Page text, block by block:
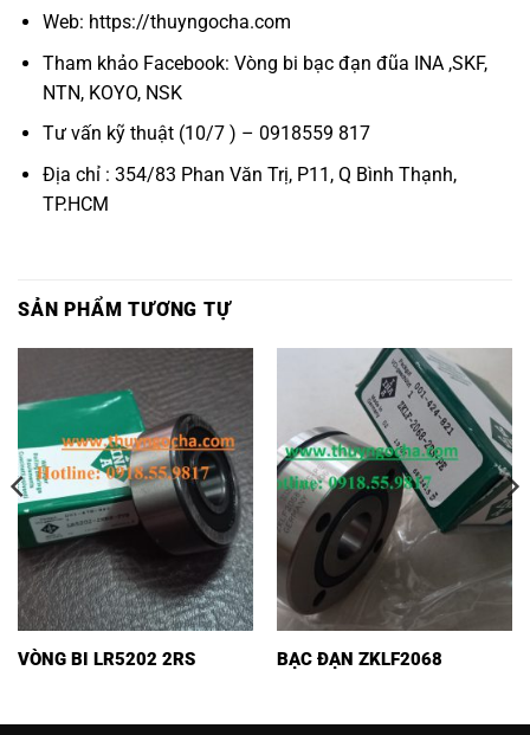
Web: https://thuyngocha.com
Tham khảo Facebook: Vòng bi bạc đạn đũa INA ,SKF,
NTN, KOYO, NSK
Tư vấn kỹ thuật (10/7 ) – 0918559 817
Địa chỉ : 354/83 Phan Văn Trị, P11, Q Bình Thạnh,
TP.HCM
SẢN PHẨM TƯƠNG TỰ
VÒNG BI LR5202 2RS BẠC ĐẠN ZKLF2068